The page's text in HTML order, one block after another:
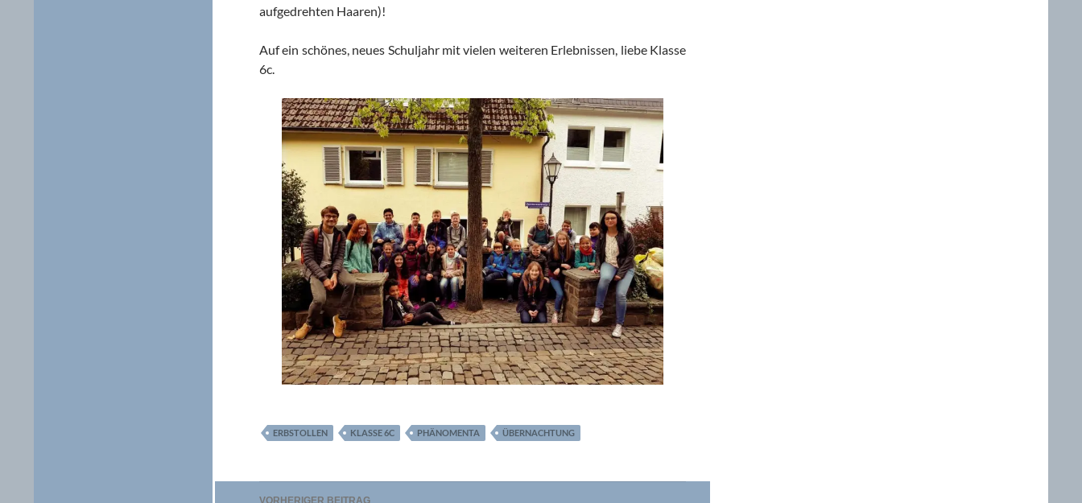
aufgedrehten Haaren)!
Auf ein schönes, neues Schuljahr mit vielen weiteren Erlebnissen, liebe Klasse
6c.
ERBSTOLLEN KLASSE 6C PHÄNOMENTA ÜBERNACHTUNG
Beitragsnavigation
VORHERIGER BEITRAG